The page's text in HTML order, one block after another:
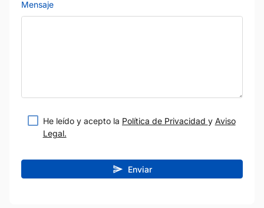
Mensaje
He leído y acepto la Política de Privacidad y Aviso
Legal.
Enviar